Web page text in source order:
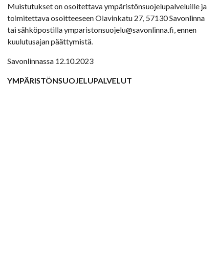
Muistutukset on osoitettava ympäristönsuojelupalveluille ja
toimitettava osoitteeseen Olavinkatu 27, 57130 Savonlinna
tai sähköpostilla ymparistonsuojelu@savonlinna.fi, ennen
kuulutusajan päättymistä.
Savonlinnassa 12.10.2023
YMPÄRISTÖNSUOJELUPALVELUT